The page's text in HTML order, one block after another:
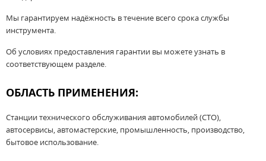
Мы гарантируем надёжность в течение всего срока службы
инструмента.
Об условиях предоставления гарантии вы можете узнать в
соответствующем разделе.
ОБЛАСТЬ ПРИМЕНЕНИЯ:
Станции технического обслуживания автомобилей (СТО),
автосервисы, автомастерские, промышленность, производство,
бытовое использование.